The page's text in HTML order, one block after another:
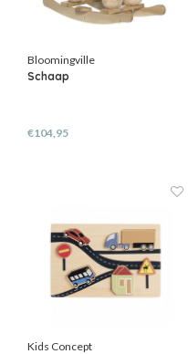
Bloomingville
Schaap
€104,95
Kids Concept